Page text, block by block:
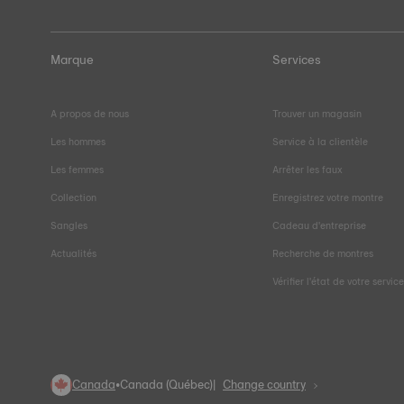
Marque
A propos de nous
Les hommes
Les femmes
Collection
Sangles
Actualités
Services
Trouver un magasin
Service à la clientèle
Arrêter les faux
Enregistrez votre montre
Cadeau d'entreprise
Recherche de montres
Vérifier l'état de votre service
Canada•Canada (Québec) Change country